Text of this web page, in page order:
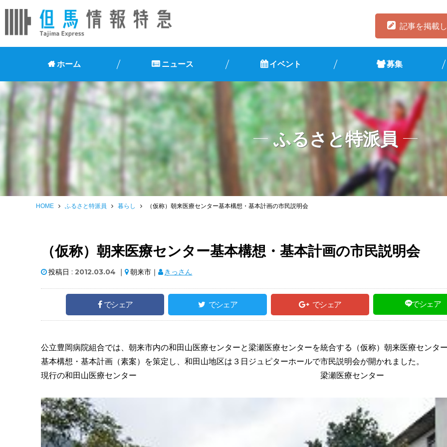
記事を掲載
ホーム ニュース イベント 募集
ふるさと特派員
HOME ふるさと特派員 暮らし （仮称）朝来医療センター基本構想・基本計画の市民説明会
（仮称）朝来医療センター基本構想・基本計画の市民説明会
投稿日 : 2012.03.04 ｜ 朝来市｜ きっさん
でシェア でシェア でシェア でシェア
公立豊岡病院組合では、朝来市内の和田山医療センターと梁瀬医療センターを統合する（仮称）朝来医療センタ
基本構想・基本計画（素案）を策定し、和田山地区は３日ジュピターホールで市民説明会が開かれました。
現行の和田山医療センター 梁瀬医療センター